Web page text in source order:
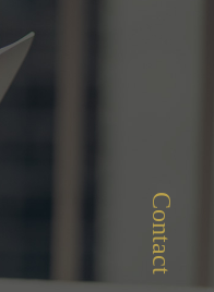
Contact